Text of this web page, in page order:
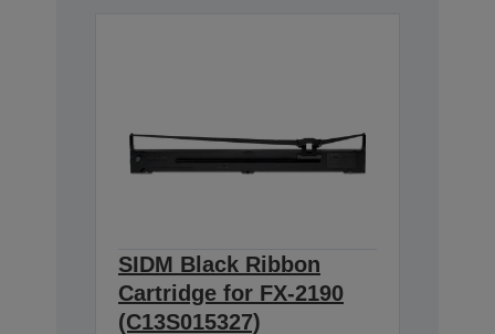
SIDM Black Ribbon
Cartridge for FX-2190
(C13S015327)